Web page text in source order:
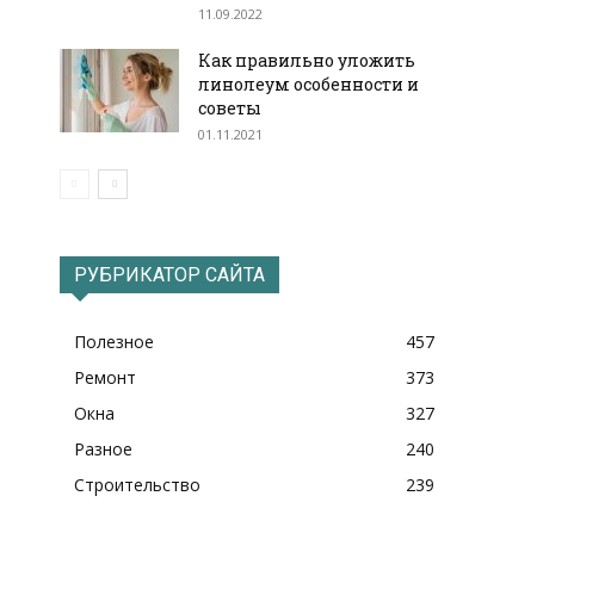
11.09.2022
Как правильно уложить
линолеум особенности и
советы
01.11.2021
РУБРИКАТОР САЙТА
Полезное
457
Ремонт
373
Окна
327
Разное
240
Строительство
239